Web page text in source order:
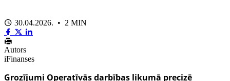
30.04.2026. • 2 MIN
Autors
iFinanses
Grozījumi Operatīvās darbības likumā precizē